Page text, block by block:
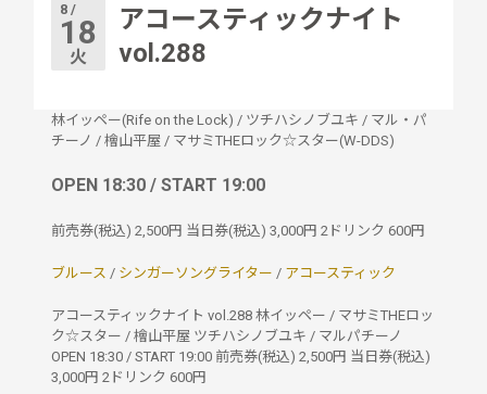
8 /
18
火
アコースティックナイト
vol.288
林イッペー(Rife on the Lock) / ツチハシノブユキ / マル・パ
チーノ / 檜山平屋 / マサミTHEロック☆スター(W-DDS)
OPEN 18:30 / START 19:00
前売券(税込) 2,500円 当日券(税込) 3,000円 2ドリンク 600円
ブルース / シンガーソングライター / アコースティック
アコースティックナイト vol.288 林イッペー / マサミTHEロッ
ク☆スター / 檜山平屋 ツチハシノブユキ / マルパチーノ
OPEN 18:30 / START 19:00 前売券(税込) 2,500円 当日券(税込)
3,000円 2ドリンク 600円